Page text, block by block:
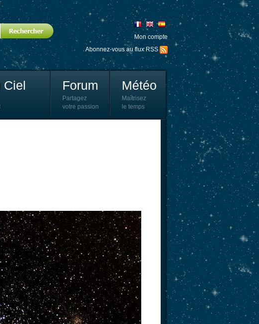
Mon compte
Abonnez-vous au flux RSS
Ciel Forum
Partagez
votre passion
Météo
Maîtrisez
le temps